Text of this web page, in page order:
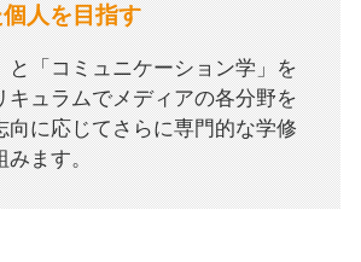
人を目指す
と「コミュニケーション学」を
キュラムでメディアの各分野を
向に応じてさらに専門的な学修
みます。